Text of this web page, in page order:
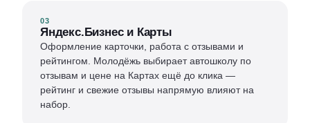
03
Яндекс.Бизнес и Карты
Оформление карточки, работа с отзывами и
рейтингом. Молодёжь выбирает автошколу по
отзывам и цене на Картах ещё до клика —
рейтинг и свежие отзывы напрямую влияют на
набор.